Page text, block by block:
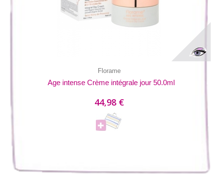
Florame
Age intense Crème intégrale jour 50.0ml
44,98 €